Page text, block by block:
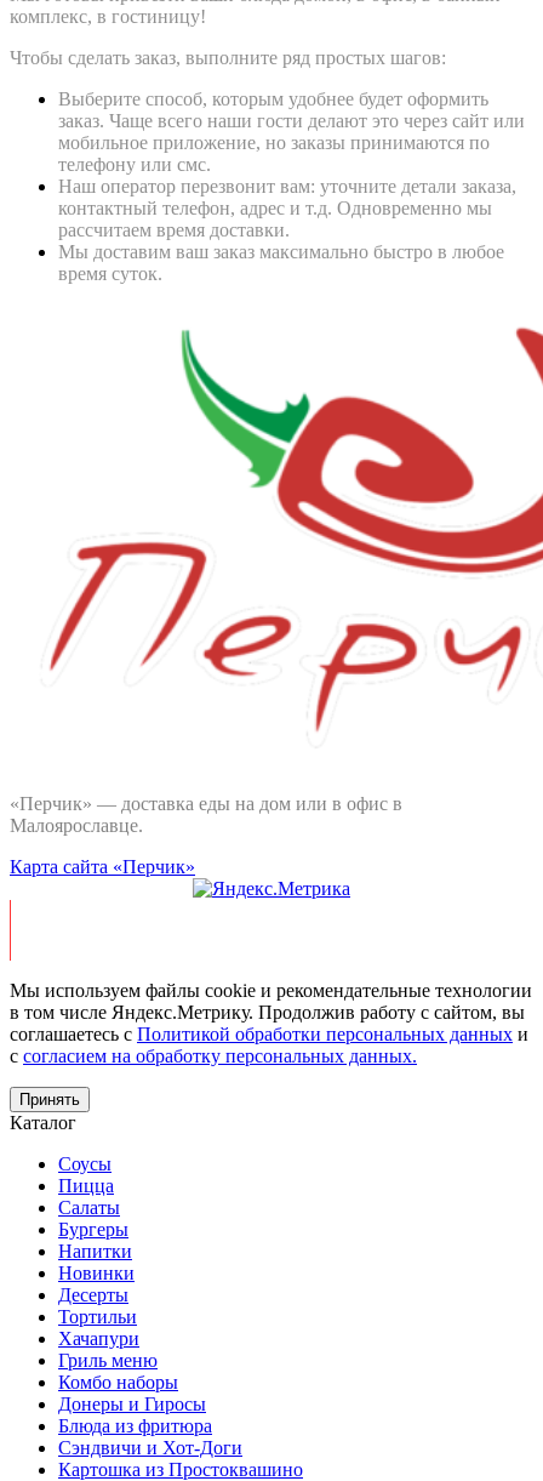
комплекс, в гостиницу!
Чтобы сделать заказ, выполните ряд простых шагов:
Выберите способ, которым удобнее будет оформить
заказ. Чаще всего наши гости делают это через сайт или
мобильное приложение, но заказы принимаются по
телефону или смс.
Наш оператор перезвонит вам: уточните детали заказа,
контактный телефон, адрес и т.д. Одновременно мы
рассчитаем время доставки.
Мы доставим ваш заказ максимально быстро в любое
время суток.
«Перчик» — доставка еды на дом или в офис в
Малоярославце.
Карта сайта «Перчик»
Мы используем файлы cookie и рекомендательные технологии
в том числе Яндекс.Метрику. Продолжив работу с сайтом, вы
соглашаетесь с Политикой обработки персональных данных и
c согласием на обработку персональных данных.
Принять
Каталог
Соусы
Пицца
Салаты
Бургеры
Напитки
Новинки
Десерты
Тортильи
Хачапури
Гриль меню
Комбо наборы
Донеры и Гиросы
Блюда из фритюра
Сэндвичи и Хот-Доги
Картошка из Простоквашино